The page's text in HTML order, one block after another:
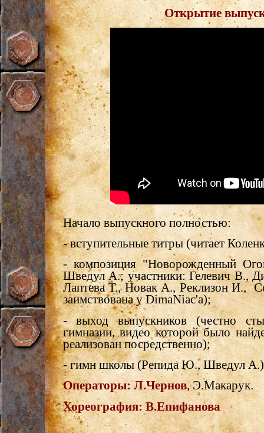
Открытие
Начало выпускного полностью:
- вступительные титры (читает
- композиция "Новорожденный
Шведул А.; участники: Гелевич В.,
Лаптева Т., Новак А., Реклизон И.,
заимствована у DimaNiac'а);
- выход выпускников (честно
гимназии, видео которой было
реализован посредственно);
- гимн школы (Репида Ю., Шведул
Операторы:Л.Чернов, Э.Макарук.
Хореография: В.Епифанова